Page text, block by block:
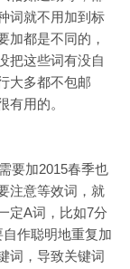
词就不用加到标
加都是不同的，
把这些词有没自
大多都不包邮
有用的。
要加2015春季也
注意等效词，就
定A词，比如7分
作聪明地重复加
词，导致关键词